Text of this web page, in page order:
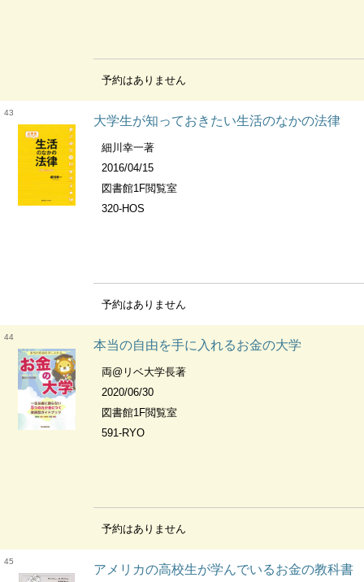
予約はありません
43
大学生が知っておきたい生活のなかの法律
細川幸一著
2016/04/15
図書館1F閲覧室
320-HOS
予約はありません
44
本当の自由を手に入れるお金の大学
両@リベ大学長著
2020/06/30
図書館1F閲覧室
591-RYO
予約はありません
45
アメリカの高校生が学んでいるお金の教科書